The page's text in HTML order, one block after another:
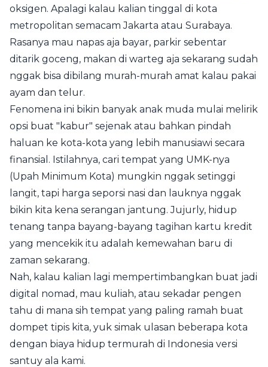
oksigen. Apalagi kalau kalian tinggal di kota
metropolitan semacam Jakarta atau Surabaya.
Rasanya mau napas aja bayar, parkir sebentar
ditarik goceng, makan di warteg aja sekarang sudah
nggak bisa dibilang murah-murah amat kalau pakai
ayam dan telur.
Fenomena ini bikin banyak anak muda mulai melirik
opsi buat "kabur" sejenak atau bahkan pindah
haluan ke kota-kota yang lebih manusiawi secara
finansial. Istilahnya, cari tempat yang UMK-nya
(Upah Minimum Kota) mungkin nggak setinggi
langit, tapi harga seporsi nasi dan lauknya nggak
bikin kita kena serangan jantung. Jujurly, hidup
tenang tanpa bayang-bayang tagihan kartu kredit
yang mencekik itu adalah kemewahan baru di
zaman sekarang.
Nah, kalau kalian lagi mempertimbangkan buat jadi
digital nomad, mau kuliah, atau sekadar pengen
tahu di mana sih tempat yang paling ramah buat
dompet tipis kita, yuk simak ulasan beberapa kota
dengan biaya hidup termurah di Indonesia versi
santuy ala kami.